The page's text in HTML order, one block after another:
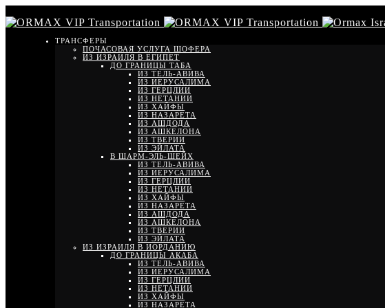
ТРАНСФЕРЫ
ПОЧАСОВАЯ УСЛУГА ШОФЕРА
ИЗ ИЗРАИЛЯ В ЕГИПЕТ
ДО ГРАНИЦЫ ТАБА
ИЗ ТЕЛЬ-АВИВА
ИЗ ИЕРУСАЛИМА
ИЗ ГЕРЦЛИИ
ИЗ НЕТАНИИ
ИЗ ХАЙФЫ
ИЗ НАЗАРЕТА
ИЗ АШДОДА
ИЗ АШКЕЛОНА
ИЗ ТВЕРИИ
ИЗ ЭЙЛАТА
В ШАРМ-ЭЛЬ-ШЕЙХ
ИЗ ТЕЛЬ-АВИВА
ИЗ ИЕРУСАЛИМА
ИЗ ГЕРЦЛИИ
ИЗ НЕТАНИИ
ИЗ ХАЙФЫ
ИЗ НАЗАРЕТА
ИЗ АШДОДА
ИЗ АШКЕЛОНА
ИЗ ТВЕРИИ
ИЗ ЭЙЛАТА
ИЗ ИЗРАИЛЯ В ИОРДАНИЮ
ДО ГРАНИЦЫ АКАБА
ИЗ ТЕЛЬ-АВИВА
ИЗ ИЕРУСАЛИМА
ИЗ ГЕРЦЛИИ
ИЗ НЕТАНИИ
ИЗ ХАЙФЫ
ИЗ НАЗАРЕТА